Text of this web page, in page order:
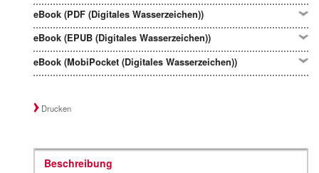
eBook (PDF (Digitales Wasserzeichen))
eBook (EPUB (Digitales Wasserzeichen))
eBook (MobiPocket (Digitales Wasserzeichen))
Drucken
Beschreibung